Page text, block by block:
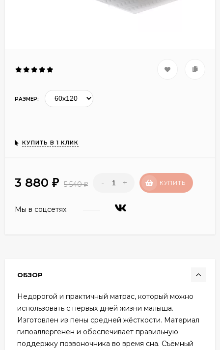
РАЗМЕР:
КУПИТЬ В 1 КЛИК
3 880 ₽ 5 540₽ - + КУПИТЬ
Мы в соцсетях
ОБЗОР
Недорогой и практичный матрас, который можно
использовать с первых дней жизни малыша.
Изготовлен из пены средней жёсткости. Материал
гипоаллергенен и обеспечивает правильную
поддержку позвоночника во время сна. Съёмный